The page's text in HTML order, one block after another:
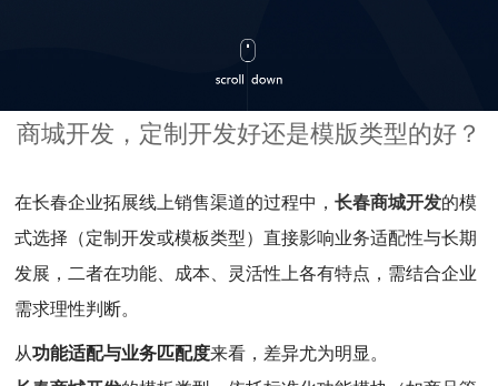
商城开发，定制开发好还是模版类型的好？
在长春企业拓展线上销售渠道的过程中，长春商城开发的模
式选择（定制开发或模板类型）直接影响业务适配性与长期
发展，二者在功能、成本、灵活性上各有特点，需结合企业
需求理性判断。
从功能适配与业务匹配度来看，差异尤为明显。